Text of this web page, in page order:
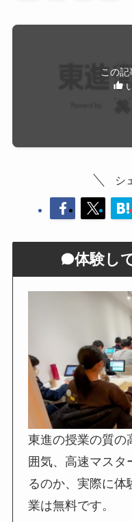
この
シ
体験し
東進の授業の質の
囲気、高速マス
るのか、実際に体
業は無料です。